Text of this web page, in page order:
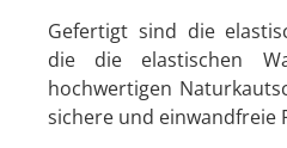
Gefertigt sind die
die die elastischen
hochwertigen
sichere und einwandfreie